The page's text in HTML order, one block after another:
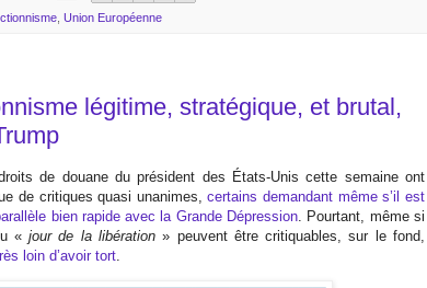
, Union Européenne
légitime, stratégique, et brutal,
de douane du président des États-Unis cette semaine ont
de critiques quasi unanimes,certains demandant même s’il est
bien rapide avec la Grande Dépression. Pourtant, même si
«jour de la libération » peuvent être critiquables, sur le fond,
loin d’avoir tort.